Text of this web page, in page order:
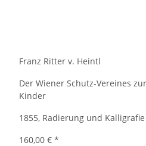
Franz Ritter v. Heintl
Der Wiener Schutz-Vereines
Kinder
1855, Radierung und Kalligrafie
160,00 € *